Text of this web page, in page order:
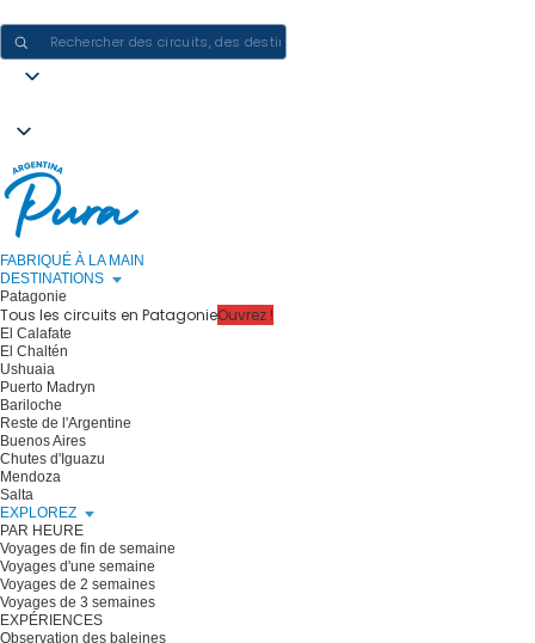
FABRIQUÉ À LA MAIN
DESTINATIONS
Patagonie
Tous les circuits en PatagonieOuvrez !
El Calafate
El Chaltén
Ushuaia
Puerto Madryn
Bariloche
Reste de l'Argentine
Buenos Aires
Chutes d'Iguazu
Mendoza
Salta
EXPLOREZ
PAR HEURE
Voyages de fin de semaine
Voyages d'une semaine
Voyages de 2 semaines
Voyages de 3 semaines
EXPÉRIENCES
Observation des baleines